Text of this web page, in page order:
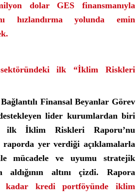
dolar GES finansmanıyla
hızlandırma yolunda emin
ilk “İklim Riskleri
Finansal Beyanlar Görev
lider kurumlardan biri
ilk İklim Riskleri Raporu’nu
raporda yer verdiği açıklamalarla
mücadele ve uyumu stratejik
aldığının altını çizdi. Rapora
kadar kredi portföyünde iklim